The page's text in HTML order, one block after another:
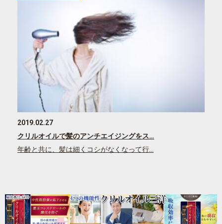
2019.02.27
クリルオイルで髪のアンチエイジングをス…
年齢と共に、髪は細くコシがなくなって行…